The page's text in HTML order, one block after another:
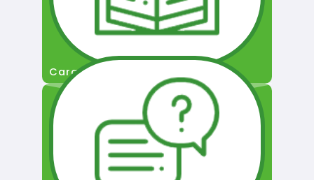
Cara Permohonan